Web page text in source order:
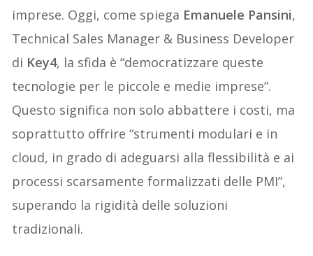
imprese. Oggi, come spiega Emanuele Pansini,
Technical Sales Manager & Business Developer
di Key4, la sfida è “democratizzare queste
tecnologie per le piccole e medie imprese”.
Questo significa non solo abbattere i costi, ma
soprattutto offrire “strumenti modulari e in
cloud, in grado di adeguarsi alla flessibilità e ai
processi scarsamente formalizzati delle PMI”,
superando la rigidità delle soluzioni
tradizionali.